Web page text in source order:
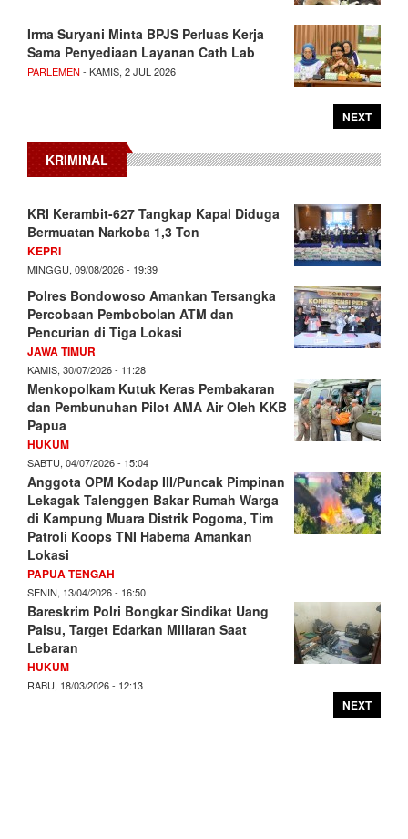
Irma Suryani Minta BPJS Perluas Kerja
Sama Penyediaan Layanan Cath Lab
PARLEMEN - KAMIS, 2 JUL 2026
NEXT
KRIMINAL
KRI Kerambit-627 Tangkap Kapal Diduga
Bermuatan Narkoba 1,3 Ton
KEPRI
MINGGU, 09/08/2026 - 19:39
Polres Bondowoso Amankan Tersangka
Percobaan Pembobolan ATM dan
Pencurian di Tiga Lokasi
JAWA TIMUR
KAMIS, 30/07/2026 - 11:28
Menkopolkam Kutuk Keras Pembakaran
dan Pembunuhan Pilot AMA Air Oleh KKB
Papua
HUKUM
SABTU, 04/07/2026 - 15:04
Anggota OPM Kodap III/Puncak Pimpinan
Lekagak Talenggen Bakar Rumah Warga
di Kampung Muara Distrik Pogoma, Tim
Patroli Koops TNI Habema Amankan
Lokasi
PAPUA TENGAH
SENIN, 13/04/2026 - 16:50
Bareskrim Polri Bongkar Sindikat Uang
Palsu, Target Edarkan Miliaran Saat
Lebaran
HUKUM
RABU, 18/03/2026 - 12:13
NEXT